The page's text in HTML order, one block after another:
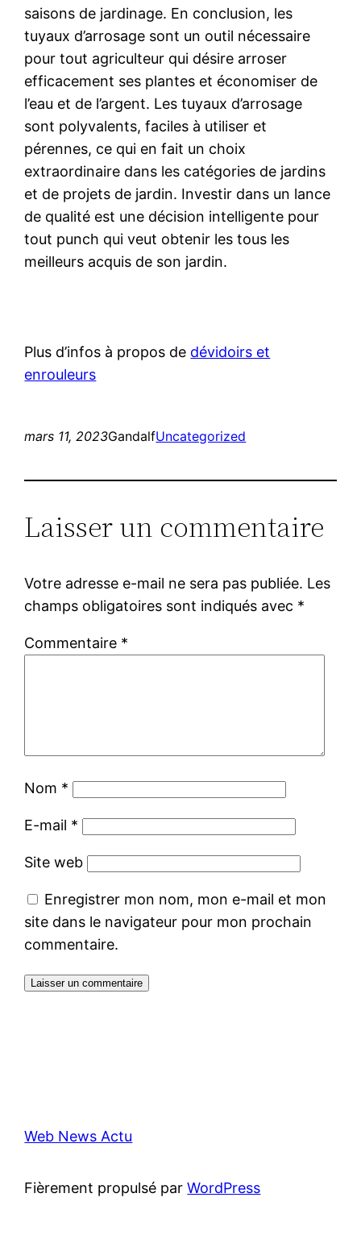
saisons de jardinage. En conclusion, les
tuyaux d’arrosage sont un outil nécessaire
pour tout agriculteur qui désire arroser
efficacement ses plantes et économiser de
l’eau et de l’argent. Les tuyaux d’arrosage
sont polyvalents, faciles à utiliser et
pérennes, ce qui en fait un choix
extraordinaire dans les catégories de jardins
et de projets de jardin. Investir dans un lance
de qualité est une décision intelligente pour
tout punch qui veut obtenir les tous les
meilleurs acquis de son jardin.
Plus d’infos à propos de dévidoirs et
enrouleurs
mars 11, 2023GandalfUncategorized
Laisser un commentaire
Votre adresse e-mail ne sera pas publiée. Les
champs obligatoires sont indiqués avec *
Commentaire *
Nom *
E-mail *
Site web
Enregistrer mon nom, mon e-mail et mon
site dans le navigateur pour mon prochain
commentaire.
Web News Actu
Fièrement propulsé parWordPress